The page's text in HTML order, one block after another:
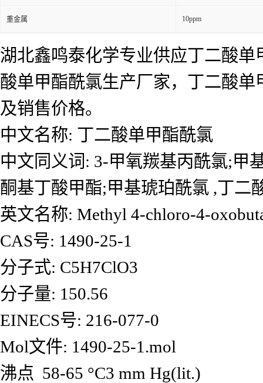
重金属 10ppm
湖北鑫鸣泰化学专业供应丁二酸
酸单甲酯酰氯生产厂家，丁二酸
及销售价格。
中文名称: 丁二酸单甲酯酰氯
中文同义词: 3-甲氧羰基丙酰氯;甲
酮基丁酸甲酯;甲基琥珀酰氯 ,丁二
英文名称: Methyl 4-chloro-4-
CAS号: 1490-25-1
分子式: C5H7ClO3
分子量: 150.56
EINECS号: 216-077-0
Mol文件: 1490-25-1.mol
沸点 58-65 °C3 mm Hg(lit.)